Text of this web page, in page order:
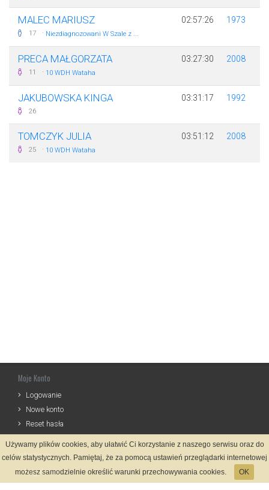
MALEC MARIUSZ
17 · Niezdiagnozowani W Szale z ...
02:57:26 1973
PRECA MAŁGORZATA
11 · 10 WDH Wataha
03:27:30 2008
JAKUBOWSKA KINGA
26
03:31:17 1992
TOMCZYK JULIA
25 · 10 WDH Wataha
03:51:12 2008
Moje Konto
Logowanie
Nowe konto
Reset hasła
Informacje
Regulamin
Używamy plików cookies, aby ułatwić Ci korzystanie z naszego serwisu oraz do
celów statystycznych. Pamiętaj, że za pomocą ustawień przeglądarki internetowej
możesz samodzielnie określić warunki przechowywania cookies.
OK